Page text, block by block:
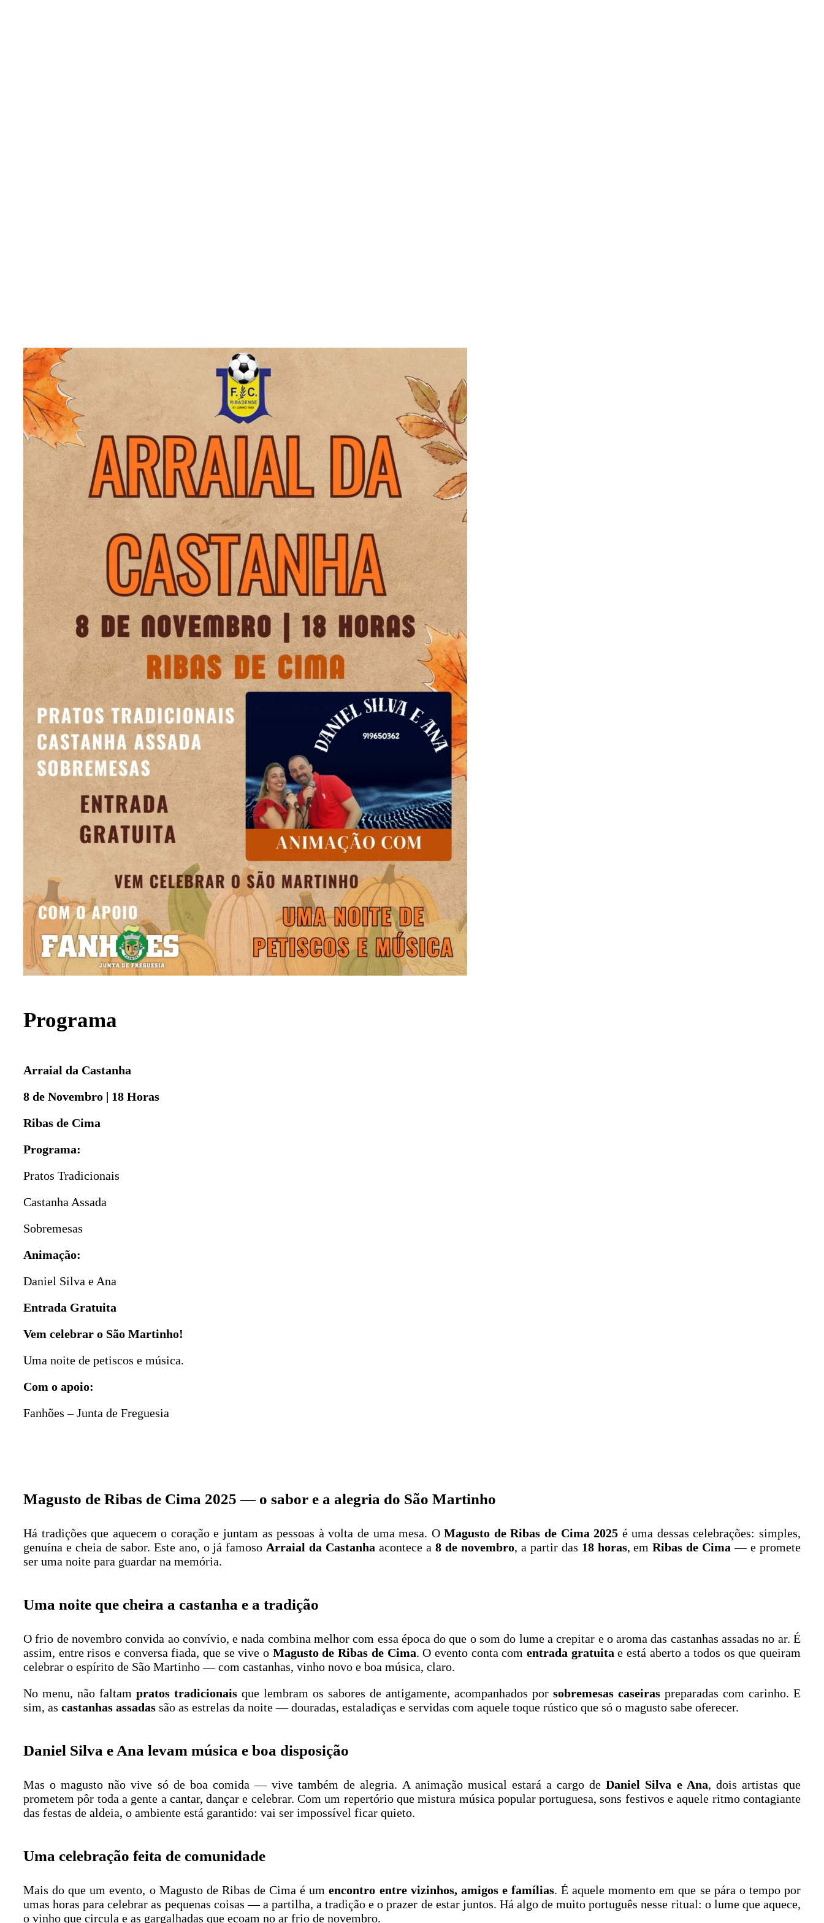
Programa
Arraial da Castanha
8 de Novembro | 18 Horas
Ribas de Cima
Programa:
Pratos Tradicionais
Castanha Assada
Sobremesas
Animação:
Daniel Silva e Ana
Entrada Gratuita
Vem celebrar o São Martinho!
Uma noite de petiscos e música.
Com o apoio:
Fanhões – Junta de Freguesia
Magusto de Ribas de Cima 2025 — o sabor e a alegria do São Martinho
Há tradições que aquecem o coração e juntam as pessoas à volta de uma mesa. OMagusto de Ribas de Cima 2025 é uma dessas celebrações: simples,
genuína e cheia de sabor. Este ano, o já famoso Arraial da Castanha acontece a 8 de novembro, a partir das 18 horas, emRibas de Cima — e promete
ser uma noite para guardar na memória.
Uma noite que cheira a castanha e a tradição
O frio de novembro convida ao convívio, e nada combina melhor com essa época do que o som do lume a crepitar e o aroma das castanhas assadas no ar. É
assim, entre risos e conversa fiada, que se vive o Magusto de Ribas de Cima. O evento conta com entrada gratuita e está aberto a todos os que queiram
celebrar o espírito de São Martinho — com castanhas, vinho novo e boa música, claro.
No menu, não faltam pratos tradicionais que lembram os sabores de antigamente, acompanhados por sobremesas caseiras preparadas com carinho. E
sim, as castanhas assadas são as estrelas da noite — douradas, estaladiças e servidas com aquele toque rústico que só o magusto sabe oferecer.
Daniel Silva e Ana levam música e boa disposição
Mas o magusto não vive só de boa comida — vive também de alegria. A animação musical estará a cargo deDaniel Silva e Ana, dois artistas que
prometem pôr toda a gente a cantar, dançar e celebrar. Com um repertório que mistura música popular portuguesa, sons festivos e aquele ritmo contagiante
das festas de aldeia, o ambiente está garantido: vai ser impossível ficar quieto.
Uma celebração feita de comunidade
Mais do que um evento, o Magusto de Ribas de Cima é umencontro entre vizinhos, amigos e famílias. É aquele momento em que se pára o tempo por
umas horas para celebrar as pequenas coisas — a partilha, a tradição e o prazer de estar juntos. Há algo de muito português nesse ritual: o lume que aquece,
o vinho que circula e as gargalhadas que ecoam no ar frio de novembro.